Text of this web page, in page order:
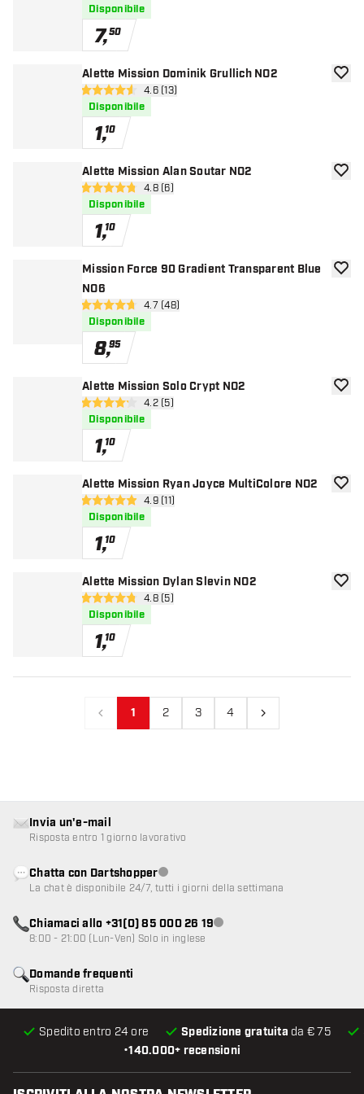
Disponibile
7,50
Alette Mission Dominik Grullich NO2
apri pannello recensioni
4.6 stelle di valutazione
4.6 (13)
Disponibile
1,10
Alette Mission Alan Soutar NO2
apri pannello recensioni
4.8 stelle di valutazione
4.8 (6)
Disponibile
1,10
Mission Force 90 Gradient Transparent Blue
NO6
apri pannello recensioni
4.7 stelle di valutazione
4.7 (48)
Disponibile
8,95
Alette Mission Solo Crypt NO2
apri pannello recensioni
4.2 stelle di valutazione
4.2 (5)
Disponibile
1,10
Alette Mission Ryan Joyce MultiColore NO2
apri pannello recensioni
4.9 stelle di valutazione
4.9 (11)
Disponibile
1,10
Alette Mission Dylan Slevin NO2
apri pannello recensioni
4.8 stelle di valutazione
4.8 (5)
Disponibile
1,10
Precedente
1 2 3 4 Prossimo
•140.000+ recensioni
Spedito entro 24 ore Spedizione gratuita da € 75
Domande frequenti
Risposta diretta
Invia un'e-mail
Risposta entro 1 giorno lavorativo
Chatta con DartshopperServizio clienti non disponibile
La chat è disponibile 24/7, tutti i giorni della settimana
Chiamaci allo +31(0) 85 000 26 19Servizio clienti non disponibile
8:00 - 21:00 (Lun-Ven) Solo in inglese